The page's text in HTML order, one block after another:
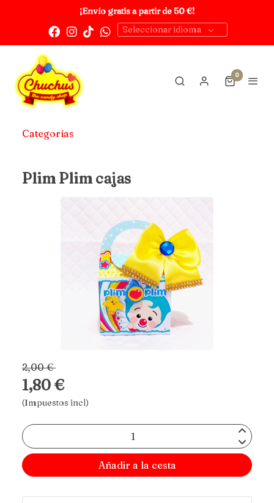
¡Envío gratis a partir de 50 €!
Seleccionar idioma
0
Categorías
Plim Plim cajas
2,00 €
1,80 €
(Impuestos incl)
Añadir a la cesta